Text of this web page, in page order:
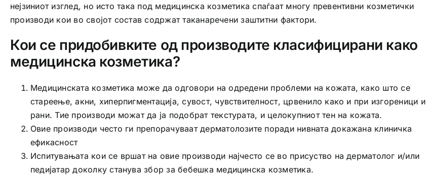
нејзиниот изглед, но исто така под медицинска козметика спаѓаат многу превентивни козметички
производи кои во својот состав содржат таканаречени заштитни фактори.
Кои се придобивките од производите класифицирани како
медицинска козметика?
Медицинската козметика може да одговори на одредени проблеми на кожата, како што се
стареење, акни, хиперпигментација, сувост, чувствителност, црвенило како и при изгореници и
рани. Тие производи можат да ја подобрат текстурата, и целокупниот тен на кожата.
Овие производи често ги препорачуваат дерматолозите поради нивната докажана клиничка
ефикасност
Испитувањата кои се вршат на овие производи најчесто се во присуство на дерматолог и/или
педијатар доколку станува збор за бебешка медицинска козметика.